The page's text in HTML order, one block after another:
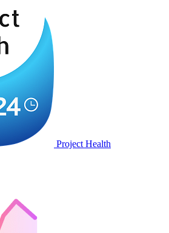
Project Health